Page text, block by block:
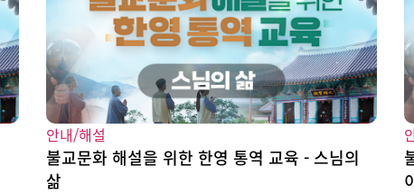
안내/해설
불교문화 해설을 위한 한영 통역 교육 - 스님의
삶